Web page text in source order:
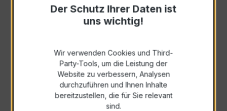
Art. Nr.:47778
Zur Sammelanfrage hinzufügen
Anfrage telefonisch
Der Schutz Ihrer Daten ist
uns wichtig!
Wir verwenden Cookies und Third-
Party-Tools, um die Leistung der
Website zu verbessern, Analysen
durchzuführen und Ihnen Inhalte
bereitzustellen, die für Sie relevant
sind.